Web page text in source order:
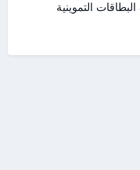
التموينية